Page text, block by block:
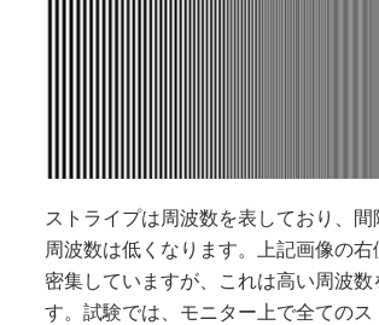
ストライプは周波数を表しており、
周波数は低くなります。上記画像の
密集していますが、これは高い周波数
す。試験では、モニター上で全てのス